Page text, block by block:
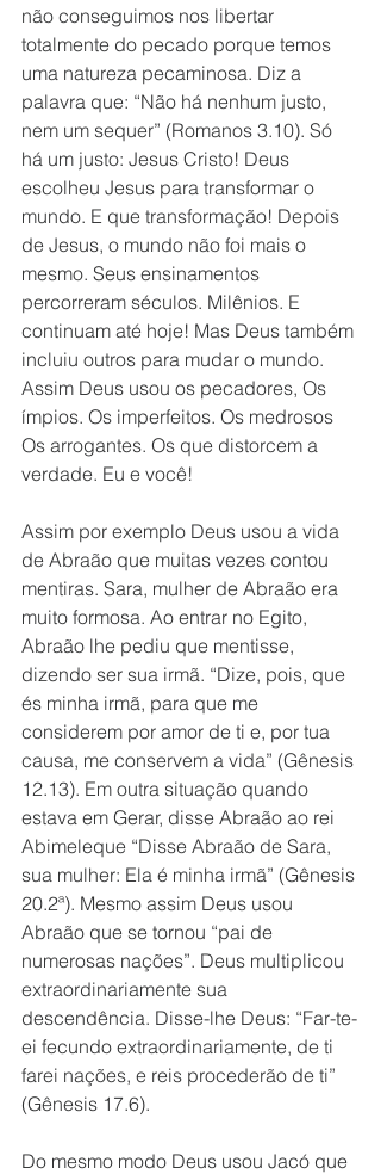
não conseguimos nos libertar
totalmente do pecado porque temos
uma natureza pecaminosa. Diz a
palavra que: “Não há nenhum justo,
nem um sequer” (Romanos 3.10). Só
há um justo: Jesus Cristo! Deus
escolheu Jesus para transformar o
mundo. E que transformação! Depois
de Jesus, o mundo não foi mais o
mesmo. Seus ensinamentos
percorreram séculos. Milênios. E
continuam até hoje! Mas Deus também
incluiu outros para mudar o mundo.
Assim Deus usou os pecadores, Os
ímpios. Os imperfeitos. Os medrosos
Os arrogantes. Os que distorcem a
verdade. Eu e você!
Assim por exemplo Deus usou a vida
de Abraão que muitas vezes contou
mentiras. Sara, mulher de Abraão era
muito formosa. Ao entrar no Egito,
Abraão lhe pediu que mentisse,
dizendo ser sua irmã. “Dize, pois, que
és minha irmã, para que me
considerem por amor de ti e, por tua
causa, me conservem a vida” (Gênesis
12.13). Em outra situação quando
estava em Gerar, disse Abraão ao rei
Abimeleque “Disse Abraão de Sara,
sua mulher: Ela é minha irmã” (Gênesis
20.2ª). Mesmo assim Deus usou
Abraão que se tornou “pai de
numerosas nações”. Deus multiplicou
extraordinariamente sua
descendência. Disse-lhe Deus: “Far-te-
ei fecundo extraordinariamente, de ti
farei nações, e reis procederão de ti”
(Gênesis 17.6).
Do mesmo modo Deus usou Jacó que